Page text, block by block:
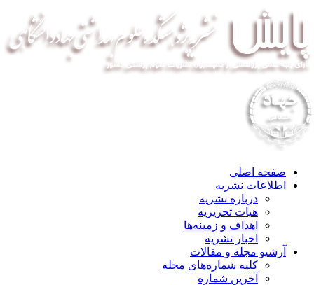
صفحه اصلی
اطلاعات نشریه
درباره نشریه
هیات تحریریه
اهداف و زمینه‌ها
اخبار نشریه
آرشیو مجله و مقالات
کلیه شماره‌های مجله
آخرین شماره